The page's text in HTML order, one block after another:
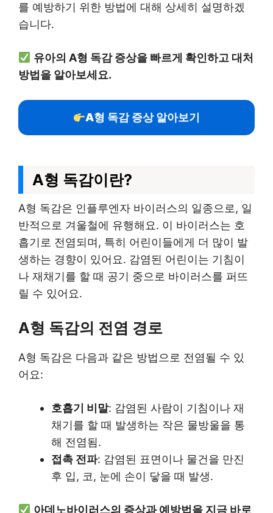
를 예방하기 위한 방법에 대해 상세히 설명하겠
습니다.
유아의 A형 독감 증상을 빠르게 확인하고 대처
방법을 알아보세요.
A형 독감 증상 알아보기
A형 독감이란?
A형 독감은 인플루엔자 바이러스의 일종으로, 일
반적으로 겨울철에 유행해요. 이 바이러스는 호
흡기로 전염되며, 특히 어린이들에게 더 많이 발
생하는 경향이 있어요. 감염된 어린이는 기침이
나 재채기를 할 때 공기 중으로 바이러스를 퍼뜨
릴 수 있어요.
A형 독감의 전염 경로
A형 독감은 다음과 같은 방법으로 전염될 수 있
어요:
호흡기 비말: 감염된 사람이 기침이나 재
채기를 할 때 발생하는 작은 물방울을 통
해 전염됨.
접촉 전파: 감염된 표면이나 물건을 만진
후 입, 코, 눈에 손이 닿을 때 발생.
아데노바이러스의 증상과 예방법을 지금 바로